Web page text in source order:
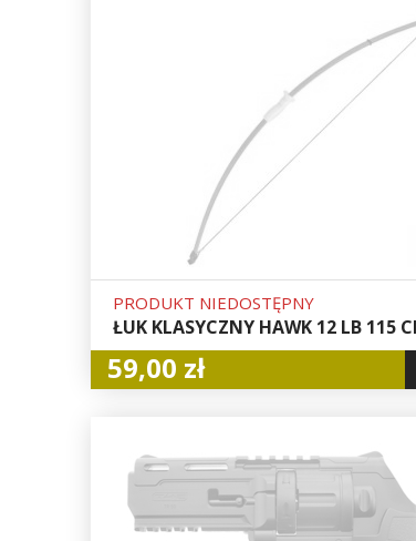
PRODUKT NIEDOSTĘPNY
ŁUK KLASYCZNY HAWK 12 LB 115
59,00 zł